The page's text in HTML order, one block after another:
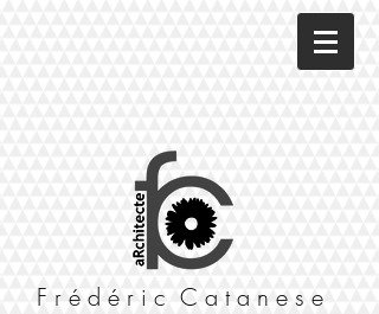
F r é d é r i c C a t a n e s e